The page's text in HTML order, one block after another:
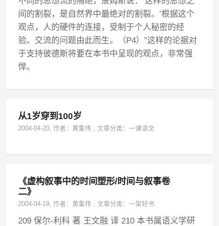
间的割裂，是自然界中最绝对的割裂。’根据这个
观点，人的硬件的连接，受制于个人秘密的经
验。交流的问题由此而生。（P4）”这样的论据对
于支持彼德斯将要在本书中呈现的观点，非常强
悍。
从1岁穿到100岁
2004-04-20, 作者：黄集伟 ,文章分类：一课语文
《虚构叙事中的时间塑形/时间与叙事卷
二》
2004-04-19, 作者：黄集伟 ,文章分类：一架好书
209 保尔-利科 著 王文融 译 210 本书属语义学研